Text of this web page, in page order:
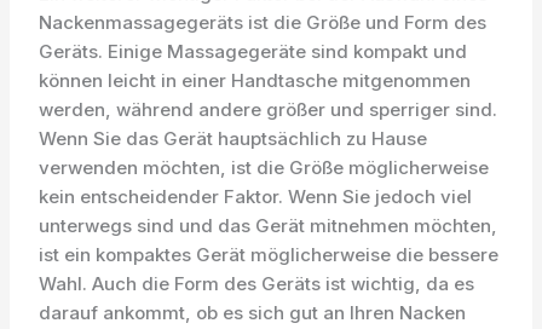
Nackenmassagegeräts ist die Größe und Form des
Geräts. Einige Massagegeräte sind kompakt und
können leicht in einer Handtasche mitgenommen
werden, während andere größer und sperriger sind.
Wenn Sie das Gerät hauptsächlich zu Hause
verwenden möchten, ist die Größe möglicherweise
kein entscheidender Faktor. Wenn Sie jedoch viel
unterwegs sind und das Gerät mitnehmen möchten,
ist ein kompaktes Gerät möglicherweise die bessere
Wahl. Auch die Form des Geräts ist wichtig, da es
darauf ankommt, ob es sich gut an Ihren Nacken